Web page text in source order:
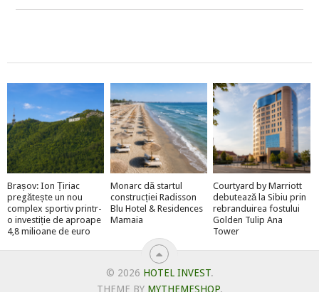
Brașov: Ion Țiriac
pregătește un nou
complex sportiv printr-
o investiție de aproape
4,8 milioane de euro
Monarc dă startul
construcției Radisson
Blu Hotel & Residences
Mamaia
Courtyard by Marriott
debutează la Sibiu prin
rebranduirea fostului
Golden Tulip Ana
Tower
© 2026 HOTEL INVEST.
THEME BY MYTHEMESHOP.